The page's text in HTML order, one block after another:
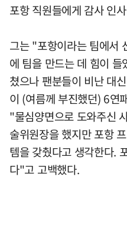
포항 직원들에게 감사 인
그는 "포항이라는 팀에서
에 팀을 만드는 데 힘이
쳤으나 팬분들이 비난 대
이 (여름께 부진했던) 6연
"물심양면으로 도와주신
술위원장을 했지만 포항
템을 갖췄다고 생각한다.
다"고 고백했다.